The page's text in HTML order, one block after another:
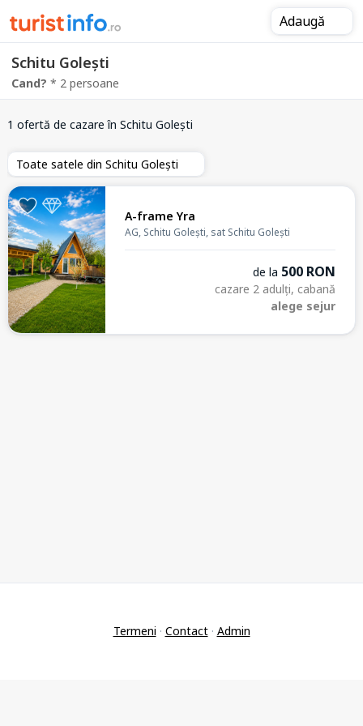
Adaugă
Schitu Golești
Cand? * 2 persoane
1 ofertă de cazareîn Schitu Golești
Toate satele din Schitu Golești
A-frame Yra
AG, Schitu Golești, sat Schitu Golești
de la 500 RON
cazare 2 adulți, cabană
alege sejur
Termeni · Contact· Admin